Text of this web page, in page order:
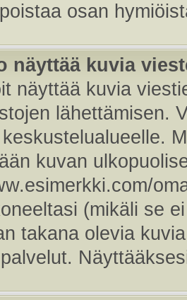
osan
näyttää kuvia
näyttää kuvia
lähettämisen.
kuvan
(mikäli se
takana olevia